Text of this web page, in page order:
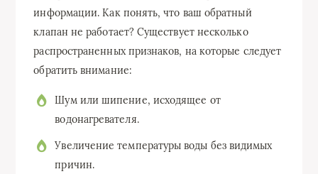
информации. Как понять, что ваш обратный
клапан не работает? Существует несколько
распространенных признаков, на которые следует
обратить внимание:
Шум или шипение, исходящее от
водонагревателя.
Увеличение температуры воды без видимых
причин.